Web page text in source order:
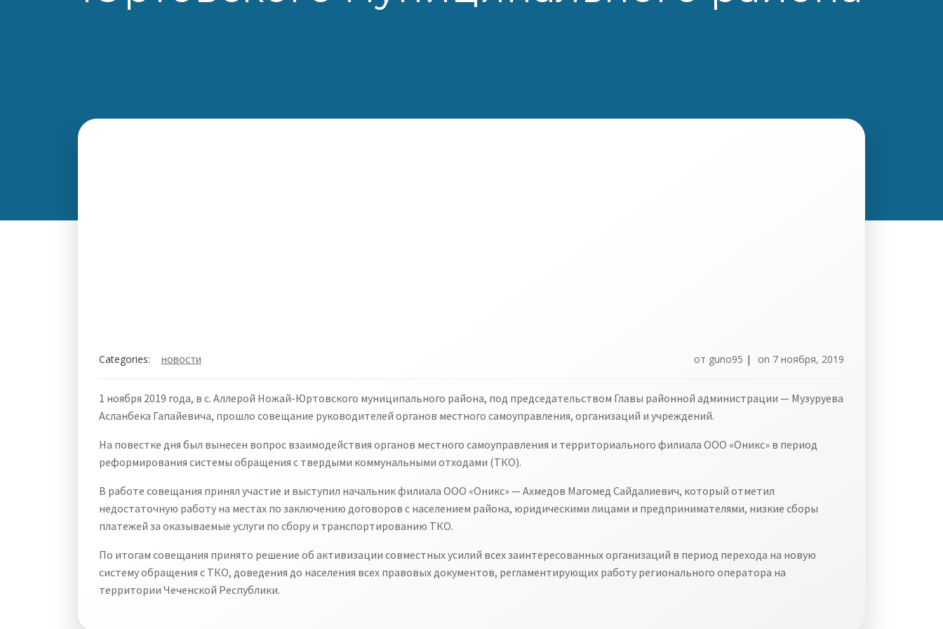
Categories: новости от guno95 | on 7 ноября, 2019
1 ноября 2019 года, в с. Аллерой Ножай-Юртовского муниципального района, под председательством Главы районной администрации — Музуруева
Асланбека Гапайевича, прошло совещание руководителей органов местного самоуправления, организаций и учреждений.
На повестке дня был вынесен вопрос взаимодействия органов местного самоуправления и территориального филиала ООО «Оникс» в период
реформирования системы обращения с твердыми коммунальными отходами (ТКО).
В работе совещания принял участие и выступил начальник филиала ООО «Оникс» — Ахмедов Магомед Сайдалиевич, который отметил
недостаточную работу на местах по заключению договоров с населением района, юридическими лицами и предпринимателями, низкие сборы
платежей за оказываемые услуги по сбору и транспортированию ТКО.
По итогам совещания принято решение об активизации совместных усилий всех заинтересованных организаций в период перехода на новую
систему обращения с ТКО, доведения до населения всех правовых документов, регламентирующих работу регионального оператора на
территории Чеченской Республики.